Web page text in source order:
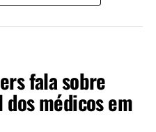
fala sobre
médicos em